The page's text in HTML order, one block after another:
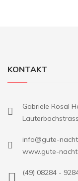
KONTAKT
Gabriele Rosal
info@gute-
www.gute-
(49) 08284 -